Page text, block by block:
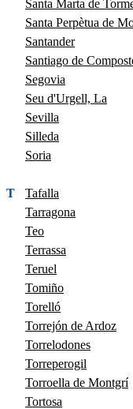
Santa Marta de
Santa Perpètua de
Santander
Santiago de
Segovia
Seu d'Urgell, La
Sevilla
Silleda
Soria
T
Tafalla
Tarragona
Teo
Terrassa
Teruel
Tomiño
Torelló
Torrejón de Ardoz
Torrelodones
Torreperogil
Torroella de Montgrí
Tortosa